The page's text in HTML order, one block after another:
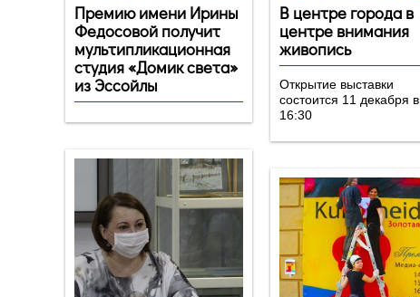
Премию имени Ирины
Федосовой получит
мультипликационная
студия «Домик света»
из Эссойлы
В центре города в
центре внимания
живопись
Открытие выставки
состоится 11 декабря в
16:30